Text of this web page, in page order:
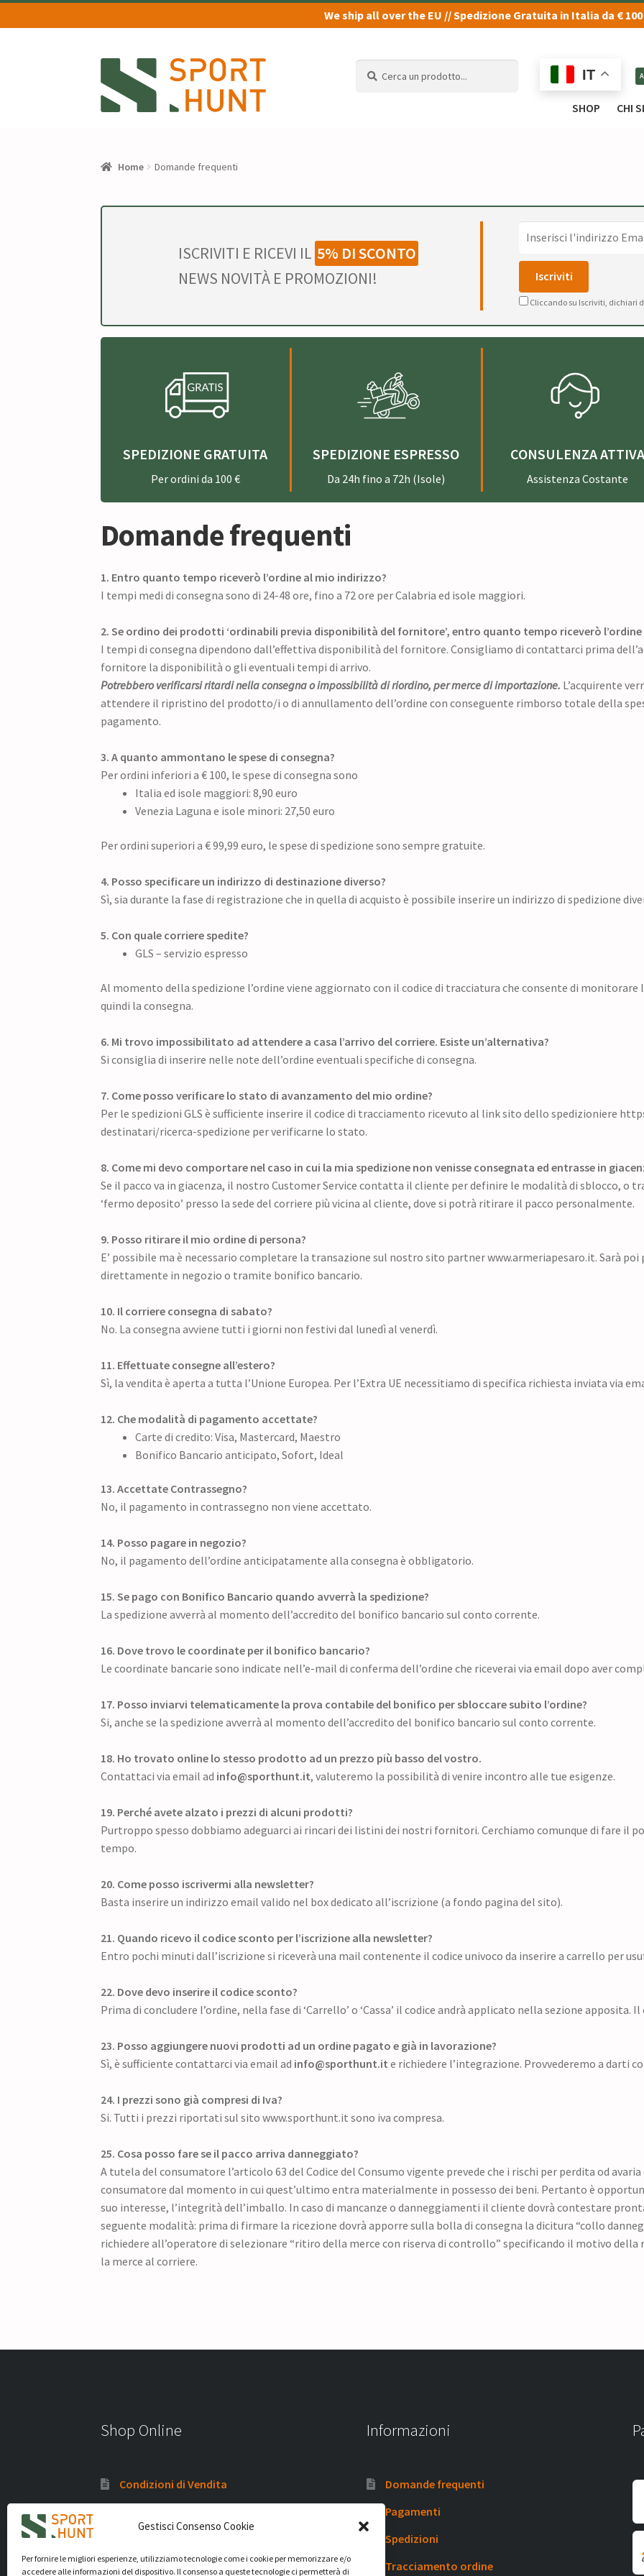
Gestisci Consenso Cookie
Per fornire le migliori esperienze, utilizziamo tecnologie come i cookie per memorizzare e/o
accedere alle informazioni del dispositivo. Il consenso a queste tecnologie ci permetterà di
We ship all over the EU // Spedizione Gratuita in Italia da € 100
alla
navigazione
al
contenuto
IT
SHOP CHI
Home Domande frequenti
ISCRIVITI E RICEVI IL 5% DI SCONTO
NEWS NOVITÀ E PROMOZIONI!
Cliccando su Iscriviti, dichiari
SPEDIZIONE GRATUITA
Per ordini da 100 €
SPEDIZIONE ESPRESSO
Da 24h fino a 72h (Isole)
CONSULENZA ATTIVA
Assistenza Costante
Domande frequenti
1. Entro quanto tempo riceverò l’ordine al mio indirizzo?
I tempi medi di consegna sono di 24-48 ore, fino a 72 ore per Calabria ed isole maggiori.
2. Se ordino dei prodotti ‘ordinabili previa disponibilità del fornitore’, entro quanto tempo riceverò
I tempi di consegna dipendono dall’effettiva disponibilità del fornitore. Consigliamo di contattarci prima
fornitore la disponibilità o gli eventuali tempi di arrivo.
Potrebbero verificarsi ritardi nella consegna o impossibilità di riordino, per merce di importazione. L’acquirente
attendere il ripristino del prodotto/i o di annullamento dell’ordine con conseguente rimborso totale della
pagamento.
3. A quanto ammontano le spese di consegna?
Per ordini inferiori a € 100, le spese di consegna sono
Italia ed isole maggiori: 8,90 euro
Venezia Laguna e isole minori: 27,50 euro
Per ordini superiori a € 99,99 euro, le spese di spedizione sono sempre gratuite.
4. Posso specificare un indirizzo di destinazione diverso?
Sì, sia durante la fase di registrazione che in quella di acquisto è possibile inserire un indirizzo di spedizione
5. Con quale corriere spedite?
GLS – servizio espresso
Al momento della spedizione l’ordine viene aggiornato con il codice di tracciatura che consente di monitorare
quindi la consegna.
6. Mi trovo impossibilitato ad attendere a casa l’arrivo del corriere. Esiste un’alternativa?
Si consiglia di inserire nelle note dell’ordine eventuali specifiche di consegna.
7. Come posso verificare lo stato di avanzamento del mio ordine?
Per le spedizioni GLS è sufficiente inserire il codice di tracciamento ricevuto al link sito dello spedizioniere
destinatari/ricerca-spedizione per verificarne lo stato.
8. Come mi devo comportare nel caso in cui la mia spedizione non venisse consegnata ed entrasse in
Se il pacco va in giacenza, il nostro Customer Service contatta il cliente per definire le modalità di sblocco, o
‘fermo deposito’ presso la sede del corriere più vicina al cliente, dove si potrà ritirare il pacco personalmente.
9. Posso ritirare il mio ordine di persona?
E’ possibile ma è necessario completare la transazione sul nostro sito partner www.armeriapesaro.it. Sarà
direttamente in negozio o tramite bonifico bancario.
10. Il corriere consegna di sabato?
No. La consegna avviene tutti i giorni non festivi dal lunedì al venerdì.
11. Effettuate consegne all’estero?
Sì, la vendita è aperta a tutta l’Unione Europea. Per l’Extra UE necessitiamo di specifica richiesta inviata via
12. Che modalità di pagamento accettate?
Carte di credito: Visa, Mastercard, Maestro
Bonifico Bancario anticipato, Sofort, Ideal
13. Accettate Contrassegno?
No, il pagamento in contrassegno non viene accettato.
14. Posso pagare in negozio?
No, il pagamento dell’ordine anticipatamente alla consegna è obbligatorio.
15. Se pago con Bonifico Bancario quando avverrà la spedizione?
La spedizione avverrà al momento dell’accredito del bonifico bancario sul conto corrente.
16. Dove trovo le coordinate per il bonifico bancario?
Le coordinate bancarie sono indicate nell’e-mail di conferma dell’ordine che riceverai via email dopo aver
17. Posso inviarvi telematicamente la prova contabile del bonifico per sbloccare subito l’ordine?
Si, anche se la spedizione avverrà al momento dell’accredito del bonifico bancario sul conto corrente.
18. Ho trovato online lo stesso prodotto ad un prezzo più basso del vostro.
Contattaci via email ad info@sporthunt.it, valuteremo la possibilità di venire incontro alle tue esigenze.
19. Perché avete alzato i prezzi di alcuni prodotti?
Purtroppo spesso dobbiamo adeguarci ai rincari dei listini dei nostri fornitori. Cerchiamo comunque di fare il
tempo.
20. Come posso iscrivermi alla newsletter?
Basta inserire un indirizzo email valido nel box dedicato all’iscrizione (a fondo pagina del sito).
21. Quando ricevo il codice sconto per l’iscrizione alla newsletter?
Entro pochi minuti dall’iscrizione si riceverà una mail contenente il codice univoco da inserire a carrello per
22. Dove devo inserire il codice sconto?
Prima di concludere l’ordine, nella fase di ‘Carrello’ o ‘Cassa’ il codice andrà applicato nella sezione
23. Posso aggiungere nuovi prodotti ad un ordine pagato e già in lavorazione?
Sì, è sufficiente contattarci via email ad info@sporthunt.it e richiedere l’integrazione. Provvederemo a darti
24. I prezzi sono già compresi di Iva?
Si. Tutti i prezzi riportati sul sito www.sporthunt.it sono iva compresa.
25. Cosa posso fare se il pacco arriva danneggiato?
A tutela del consumatore l’articolo 63 del Codice del Consumo vigente prevede che i rischi per perdita od
consumatore dal momento in cui quest’ultimo entra materialmente in possesso dei beni. Pertanto è
suo interesse, l’integrità dell’imballo. In caso di mancanze o danneggiamenti il cliente dovrà contestare
seguente modalità: prima di firmare la ricezione dovrà apporre sulla bolla di consegna la dicitura “collo
richiedere all’operatore di selezionare “ritiro della merce con riserva di controllo” specificando il motivo
la merce al corriere.
Shop Online
Condizioni di Vendita
Cookie Policy (UE)
Informazioni
Domande frequenti
Pagamenti
Spedizioni
Tracciamento ordine